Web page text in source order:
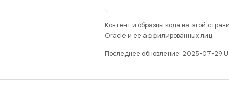
Контент и образцы кода на этой
Oracle и ее аффилированных лиц.
Последнее обновление: 2025-07-29